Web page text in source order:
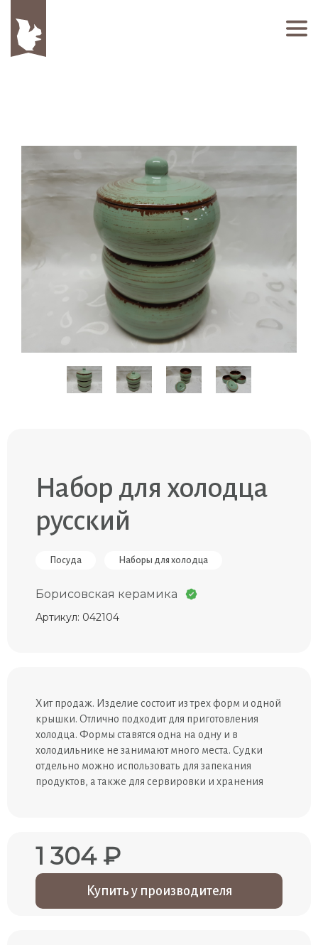
Набор для холодца
русский
Посуда Наборы для холодца
Борисовская керамика
Артикул: 042104
Хит продаж. Изделие состоит из трех форм и одной
крышки. Отлично подходит для приготовления
холодца. Формы ставятся одна на одну и в
холодильнике не занимают много места. Судки
отдельно можно использовать для запекания
продуктов, а также для сервировки и хранения
1 304 ₽
Купить у производителя